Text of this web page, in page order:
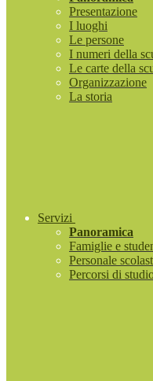
Presentazione
I luoghi
Le persone
I numeri della
Le carte della
Organizzazione
La storia
Servizi
Panoramica
Famiglie e
Personale
Percorsi di